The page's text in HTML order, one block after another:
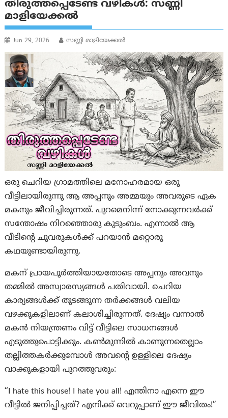
തിരുത്തപ്പെടേണ്ട വഴികൾ: സണ്ണി
മാളിയേക്കൽ
Jun 29, 2026 സണ്ണി മാളിയേക്കൽ
ഒരു ചെറിയ ഗ്രാമത്തിലെ മനോഹരമായ ഒരു
വീട്ടിലായിരുന്നു ആ അപ്പനും അമ്മയും അവരുടെ ഏക
മകനും ജീവിച്ചിരുന്നത്. പുറമെനിന്ന് നോക്കുന്നവർക്ക്
സന്തോഷം നിറഞ്ഞൊരു കുടുംബം. എന്നാൽ ആ
വീടിന്റെ ചുവരുകൾക്ക് പറയാൻ മറ്റൊരു
കഥയുണ്ടായിരുന്നു.
മകന് പ്രായപൂർത്തിയായതോടെ അപ്പനും അവനും
തമ്മിൽ അസ്വാരസ്യങ്ങൾ പതിവായി. ചെറിയ
കാര്യങ്ങൾക്ക് തുടങ്ങുന്ന തർക്കങ്ങൾ വലിയ
വഴക്കുകളിലാണ് കലാശിച്ചിരുന്നത്. ദേഷ്യം വന്നാൽ
മകൻ നിയന്ത്രണം വിട്ട് വീട്ടിലെ സാധനങ്ങൾ
എടുത്തുപൊട്ടിക്കും. കൺമുന്നിൽ കാണുന്നതെല്ലാം
തല്ലിത്തകർക്കുമ്പോൾ അവന്റെ ഉള്ളിലെ ദേഷ്യം
വാക്കുകളായി പുറത്തുവരും:
“I hate this house! I hate you all! എന്തിനാ എന്നെ ഈ
വീട്ടിൽ ജനിപ്പിച്ചത്? എനിക്ക് വെറുപ്പാണ് ഈ ജീവിതം!”